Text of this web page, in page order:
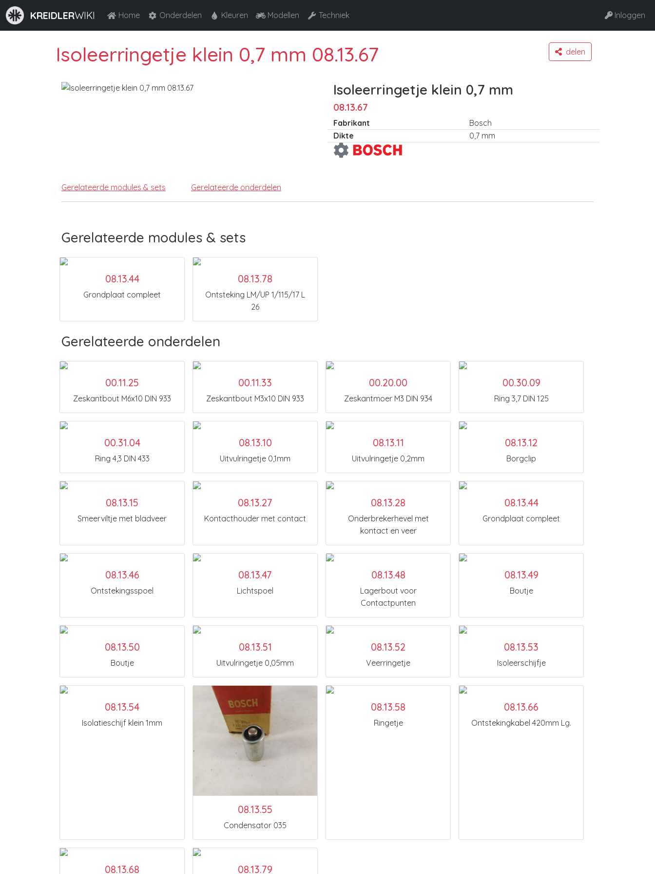
KREIDLERWIKI Home Onderdelen Kleuren Modellen Techniek Inloggen
Isoleerringetje klein 0,7 mm 08.13.67 delen
Isoleerringetje klein 0,7 mm
08.13.67
Fabrikant
Bosch
Dikte
0,7 mm
Gerelateerde modules & sets Gerelateerde onderdelen
Gerelateerde modules & sets
08.13.44
Grondplaat compleet
08.13.78
Ontsteking LM/UP 1/115/17 L
26
Gerelateerde onderdelen
00.11.25
Zeskantbout M6x10 DIN 933
00.11.33
Zeskantbout M3x10 DIN 933
00.20.00
Zeskantmoer M3 DIN 934
00.30.09
Ring 3,7 DIN 125
00.31.04
Ring 4,3 DIN 433
08.13.10
Uitvulringetje 0,1mm
08.13.11
Uitvulringetje 0,2mm
08.13.12
Borgclip
08.13.15
Smeerviltje met bladveer
08.13.27
Kontacthouder met contact
08.13.28
Onderbrekerhevel met
kontact en veer
08.13.44
Grondplaat compleet
08.13.46
Ontstekingsspoel
08.13.47
Lichtspoel
08.13.48
Lagerbout voor
Contactpunten
08.13.49
Boutje
08.13.50
Boutje
08.13.51
Uitvulringetje 0,05mm
08.13.52
Veerringetje
08.13.53
Isoleerschijfje
08.13.54
Isolatieschijf klein 1mm
08.13.55
Condensator 035
08.13.58
Ringetje
08.13.66
Ontstekingkabel 420mm Lg.
08.13.68 08.13.79